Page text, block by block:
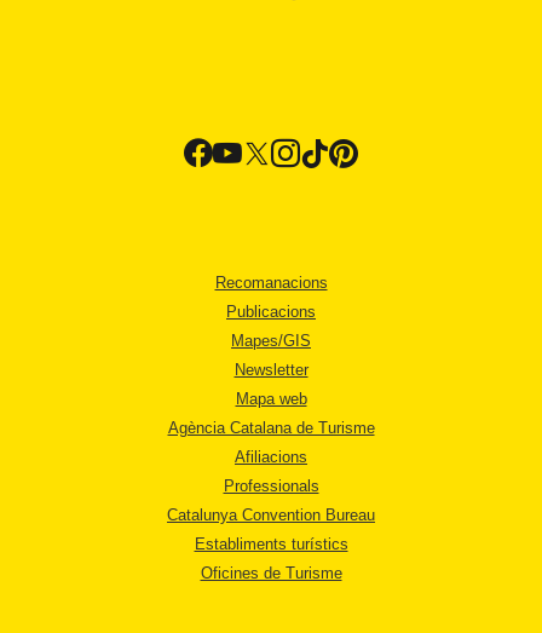
Recomanacions
Publicacions
Mapes/GIS
Newsletter
Mapa web
Agència Catalana de Turisme
Afiliacions
Professionals
Catalunya Convention Bureau
Establiments turístics
Oficines de Turisme